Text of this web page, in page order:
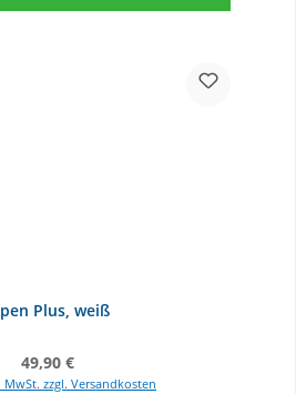
Plus, weiß
Regulärer Preis:
49,90 €
MwSt. zzgl. Versandkosten